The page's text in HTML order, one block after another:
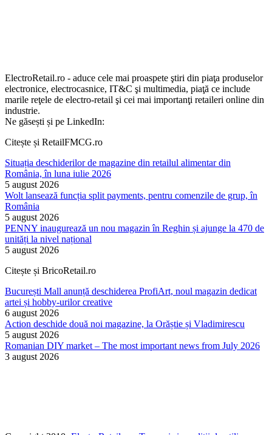
ElectroRetail.ro - aduce cele mai proaspete ştiri din piaţa produselor
electronice, electrocasnice, IT&C şi multimedia, piaţă ce include
marile reţele de electro-retail şi cei mai importanţi retaileri online din
industrie.
Ne găsești și pe LinkedIn:
Citește și RetailFMCG.ro
Situația deschiderilor de magazine din retailul alimentar din
România, în luna iulie 2026
5 august 2026
Wolt lansează funcția split payments, pentru comenzile de grup, în
România
5 august 2026
PENNY inaugurează un nou magazin în Reghin și ajunge la 470 de
unități la nivel național
5 august 2026
Citește și BricoRetail.ro
București Mall anunță deschiderea ProfiArt, noul magazin dedicat
artei și hobby-urilor creative
6 august 2026
Action deschide două noi magazine, la Orăștie și Vladimirescu
5 august 2026
Romanian DIY market – The most important news from July 2026
3 august 2026